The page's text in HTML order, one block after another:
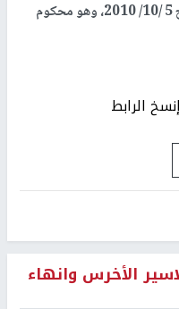
عامه الحادي عشر، علماً أنه اعتُقل بتاريخ 5 /10/ 2010، وهو محكوم
إنسخ الرابط
الأخرس وانهاء